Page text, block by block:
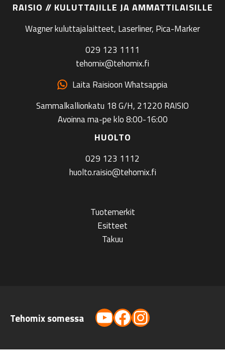
RAISIO // KULUTTAJILLE JA AMMATTILAISILLE
Wagner kuluttajalaitteet, Laserliner, Pica-Marker
029 123 1111
tehomix@tehomix.fi
Laita Raisioon Whatsappia
Sammalkallionkatu 18 G/H, 21220 RAISIO
Avoinna ma-pe klo 8:00-16:00
HUOLTO
029 123 1112
huolto.raisio@tehomix.fi
Tuotemerkit
Esitteet
Takuu
Tehomix somessa YouTube
Facebook
Instagram